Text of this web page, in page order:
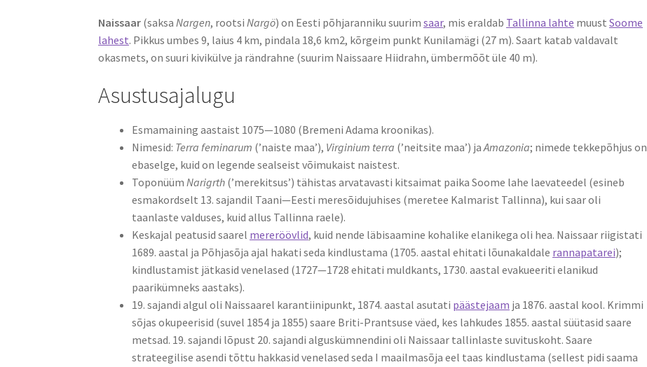
Naissaar (saksa Nargen, rootsi Nargö) on Eesti põhjaranniku suurimsaar, mis eraldab Tallinna lahte muustSoome
lahest. Pikkus umbes 9, laius 4 km, pindala 18,6 km2, kõrgeim punkt Kunilamägi (27 m). Saart katab valdavalt
okasmets, on suuri kivikülve ja rändrahne (suurim Naissaare Hiidrahn, ümbermõõt üle 40 m).
Asustusajalugu
Esmamaining aastaist 1075—1080 (Bremeni Adama kroonikas).
Nimesid: Terra feminarum (’naiste maa’), Virginium terra (’neitsite maa’) jaAmazonia; nimede tekkepõhjus on
ebaselge, kuid on legende sealseist võimukaist naistest.
Toponüüm Narigrth (’merekitsus’) tähistas arvatavasti kitsaimat paika Soome lahe laevateedel (esineb
esmakordselt 13. sajandil Taani—Eesti meresõidujuhises (meretee Kalmarist Tallinna), kui saar oli
taanlaste valduses, kuid allus Tallinna raele).
Keskajal peatusid saarel mereröövlid, kuid nende läbisaamine kohalike elanikega oli hea. Naissaar riigistati
1689. aastal ja Põhjasõja ajal hakati seda kindlustama (1705. aastal ehitati lõunakaldale rannapatarei);
kindlustamist jätkasid venelased (1727—1728 ehitati muldkants, 1730. aastal evakueeriti elanikud
paarikümneks aastaks).
19. sajandi algul oli Naissaarel karantiinipunkt, 1874. aastal asutati päästejaam ja 1876. aastal kool. Krimmi
sõjas okupeerisid (suvel 1854 ja 1855) saare Briti-Prantsuse väed, kes lahkudes 1855. aastal süütasid saare
metsad. 19. sajandi lõpust 20. sajandi alguskümnendini oli Naissaar tallinlaste suvituskoht. Saare
strateegilise asendi tõttu hakkasid venelased seda I maailmasõja eel taas kindlustama (sellest pidi saama